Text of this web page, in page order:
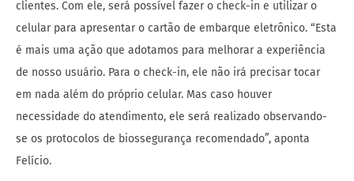
clientes. Com ele, será possível fazer o check-in e utilizar o
celular para apresentar o cartão de embarque eletrônico. “Esta
é mais uma ação que adotamos para melhorar a experiência
de nosso usuário. Para o check-in, ele não irá precisar tocar
em nada além do próprio celular. Mas caso houver
necessidade do atendimento, ele será realizado observando-
se os protocolos de biossegurança recomendado”, aponta
Felício.